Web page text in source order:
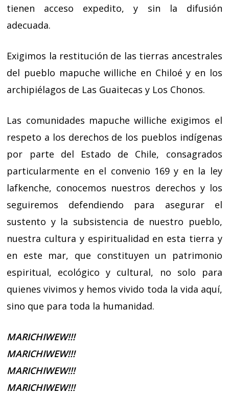
tienen acceso expedito, y sin la difusión
adecuada.
Exigimos la restitución de las tierras ancestrales
del pueblo mapuche williche en Chiloé y en los
archipiélagos de Las Guaitecas y Los Chonos.
Las comunidades mapuche williche exigimos el
respeto a los derechos de los pueblos indígenas
por parte del Estado de Chile, consagrados
particularmente en el convenio 169 y en la ley
lafkenche, conocemos nuestros derechos y los
seguiremos defendiendo para asegurar el
sustento y la subsistencia de nuestro pueblo,
nuestra cultura y espiritualidad en esta tierra y
en este mar, que constituyen un patrimonio
espiritual, ecológico y cultural, no solo para
quienes vivimos y hemos vivido toda la vida aquí,
sino que para toda la humanidad.
MARICHIWEW!!!
MARICHIWEW!!!
MARICHIWEW!!!
MARICHIWEW!!!